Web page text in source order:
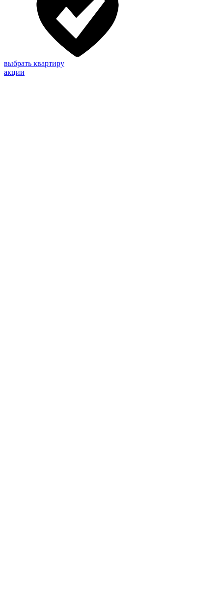
выбрать квартиру
акции